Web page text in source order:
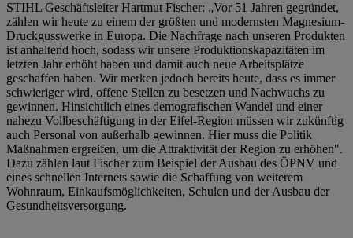
STIHL Geschäftsleiter Hartmut Fischer: „Vor 51 Jahren gegründet,
zählen wir heute zu einem der größten und modernsten Magnesium-
Druckgusswerke in Europa. Die Nachfrage nach unseren Produkten
ist anhaltend hoch, sodass wir unsere Produktionskapazitäten im
letzten Jahr erhöht haben und damit auch neue Arbeitsplätze
geschaffen haben. Wir merken jedoch bereits heute, dass es immer
schwieriger wird, offene Stellen zu besetzen und Nachwuchs zu
gewinnen. Hinsichtlich eines demografischen Wandel und einer
nahezu Vollbeschäftigung in der Eifel-Region müssen wir zukünftig
auch Personal von außerhalb gewinnen. Hier muss die Politik
Maßnahmen ergreifen, um die Attraktivität der Region zu erhöhen".
Dazu zählen laut Fischer zum Beispiel der Ausbau des ÖPNV und
eines schnellen Internets sowie die Schaffung von weiterem
Wohnraum, Einkaufsmöglichkeiten, Schulen und der Ausbau der
Gesundheitsversorgung.